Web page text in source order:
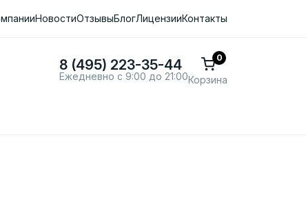
НовостиОтзывыБлогЛицензииКонтакты
8 (495) 223-35-44
Ежедневно с 9:00 до 21:00Корзина
0